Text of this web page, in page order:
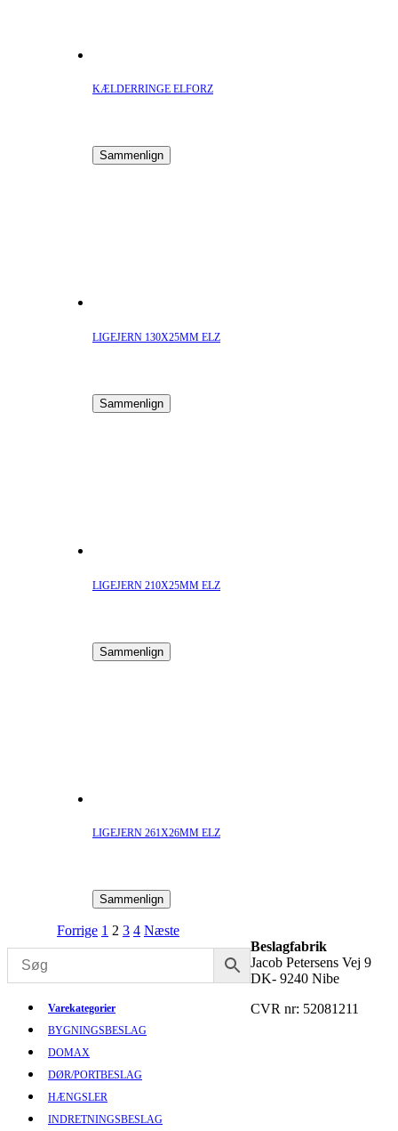
KÆLDERRINGE ELFORZ
Sammenlign
LIGEJERN 130X25MM ELZ
Sammenlign
LIGEJERN 210X25MM ELZ
Sammenlign
LIGEJERN 261X26MM ELZ
Sammenlign
Forrige 1 2 3 4 Næste
Varekategorier
BYGNINGSBESLAG
DOMAX
DØR/PORTBESLAG
HÆNGSLER
INDRETNINGSBESLAG
Beslagfabrik
Jacob Petersens Vej 9
DK- 9240 Nibe
CVR nr: 52081211